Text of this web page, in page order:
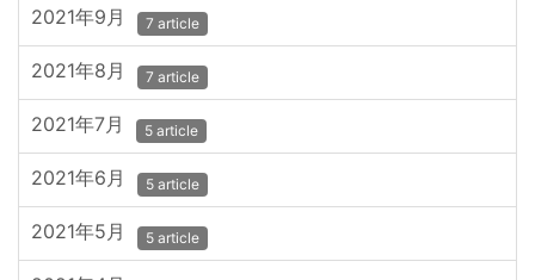
2021年9月 7 article
2021年8月 7 article
2021年7月 5 article
2021年6月 5 article
2021年5月 5 article